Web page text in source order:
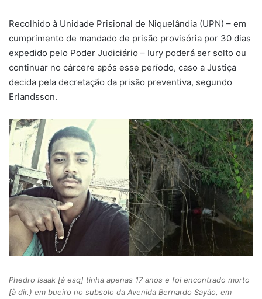
Recolhido à Unidade Prisional de Niquelândia (UPN) – em
cumprimento de mandado de prisão provisória por 30 dias
expedido pelo Poder Judiciário – Iury poderá ser solto ou
continuar no cárcere após esse período, caso a Justiça
decida pela decretação da prisão preventiva, segundo
Erlandsson.
Phedro Isaak [à esq] tinha apenas 17 anos e foi encontrado morto
[à dir.) em bueiro no subsolo da Avenida Bernardo Sayão, em